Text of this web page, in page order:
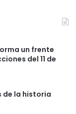
un frente
del 11 de
de la historia